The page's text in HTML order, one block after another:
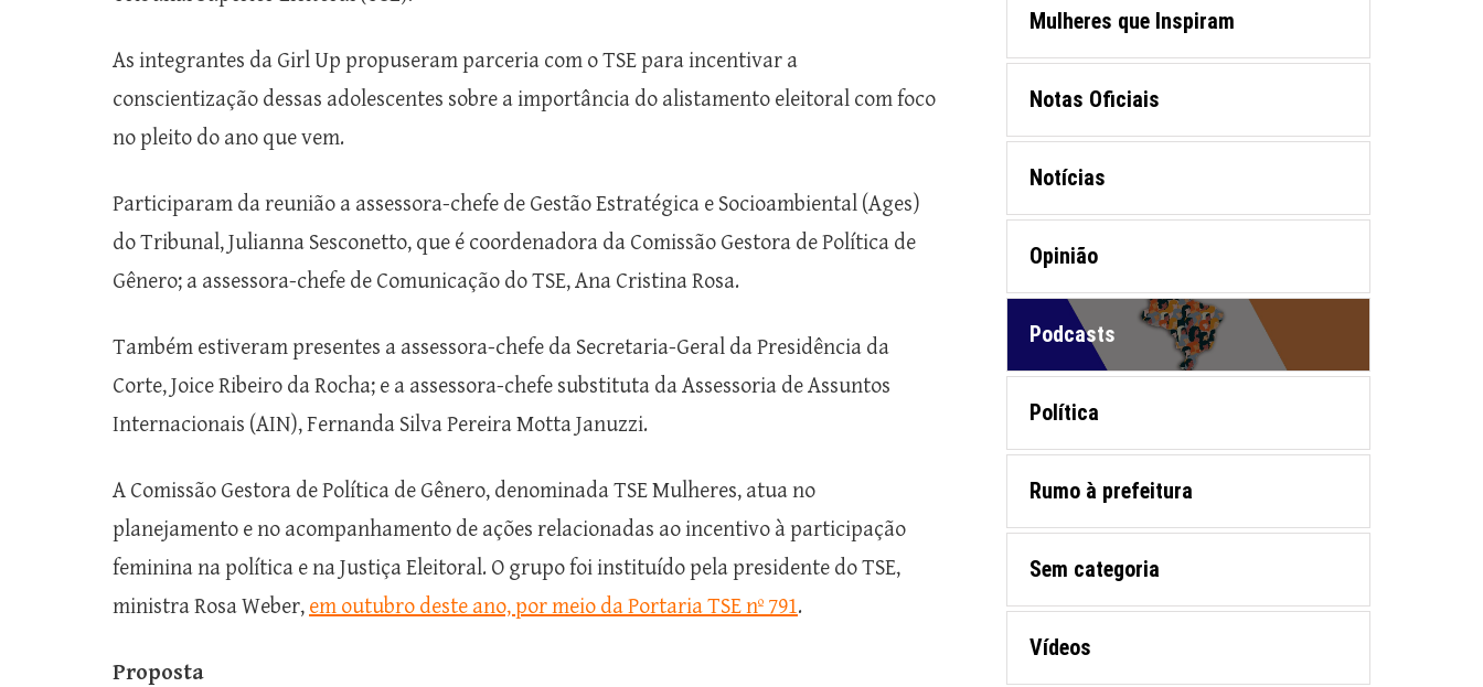
As integrantes da Girl Up propuseram parceria com o TSE para incentivar a
conscientização dessas adolescentes sobre a importância do alistamento eleitoral com foco
no pleito do ano que vem.
Participaram da reunião a assessora-chefe de Gestão Estratégica e Socioambiental (Ages)
do Tribunal, Julianna Sesconetto, que é coordenadora da Comissão Gestora de Política de
Gênero; a assessora-chefe de Comunicação do TSE, Ana Cristina Rosa.
Também estiveram presentes a assessora-chefe da Secretaria-Geral da Presidência da
Corte, Joice Ribeiro da Rocha; e a assessora-chefe substituta da Assessoria de Assuntos
Internacionais (AIN), Fernanda Silva Pereira Motta Januzzi.
A Comissão Gestora de Política de Gênero, denominada TSE Mulheres, atua no
planejamento e no acompanhamento de ações relacionadas ao incentivo à participação
feminina na política e na Justiça Eleitoral. O grupo foi instituído pela presidente do TSE,
ministra Rosa Weber, em outubro deste ano, por meio da Portaria TSE nº 791.
Proposta
Mulheres que Inspiram
Notas Oficiais
Notícias
Opinião
Podcasts
Política
Rumo à prefeitura
Sem categoria
Vídeos